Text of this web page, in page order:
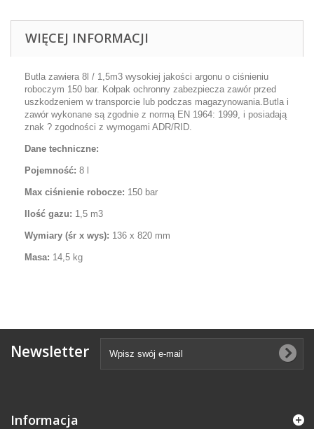
WIĘCEJ INFORMACJI
Butla zawiera 8l / 1,5m3 wysokiej jakości argonu o ciśnieniu
roboczym 150 bar. Kołpak ochronny zabezpiecza zawór przed
uszkodzeniem w transporcie lub podczas magazynowania.Butla i
zawór wykonane są zgodnie z normą EN 1964: 1999, i posiadają
znak ? zgodności z wymogami ADR/RID.
Dane techniczne:
Pojemność: 8 l
Max ciśnienie robocze: 150 bar
Ilość gazu: 1,5 m3
Wymiary (śr x wys): 136 x 820 mm
Masa: 14,5 kg
Newsletter
Informacja